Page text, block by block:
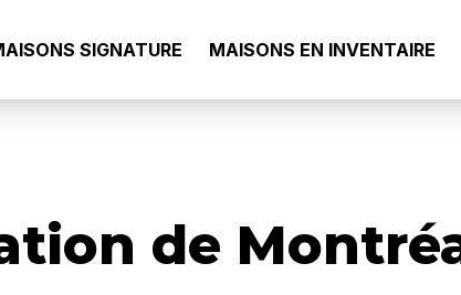
SIGNATURE MAISONS EN INVENTAIRE
de